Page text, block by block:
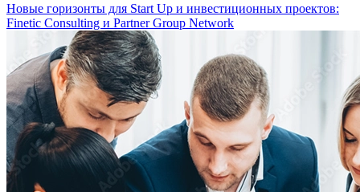
Новые горизонты для Start Up и инвестиционных проектов:
Finetic Consulting и Partner Group Network